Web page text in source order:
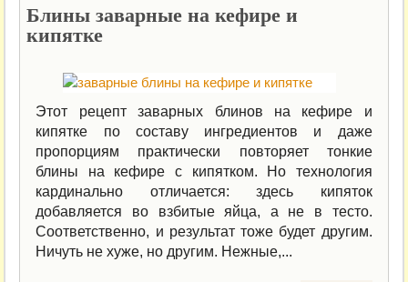
Блины заварные на кефире и
кипятке
Этот рецепт заварных блинов на кефире и
кипятке по составу ингредиентов и даже
пропорциям практически повторяет тонкие
блины на кефире с кипятком. Но технология
кардинально отличается: здесь кипяток
добавляется во взбитые яйца, а не в тесто.
Соответственно, и результат тоже будет другим.
Ничуть не хуже, но другим. Нежные,...